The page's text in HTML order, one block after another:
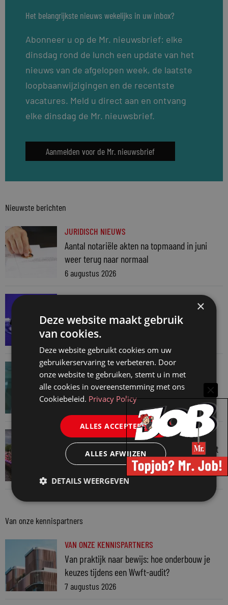
Het belangrijkste nieuws wekelijks in uw inbox?
Abonneer u op de Mr. nieuwsbrief: elke
dinsdag rond de lunch een update van het
nieuws van de afgelopen week, de laatste
loopbaanwijzigingen en de recentste
vacatures. Meld u direct aan en ontvang
elke dinsdag de Mr. nieuwsbrief.
Aanmelden voor de Mr. nieuwsbrief
Nieuwste berichten
JURIDISCH NIEUWS
Aantal notariële akten na topmaand in juni
weer terug naar normaal
6 augustus 2026
AI-muziekaanbieder maakt inbreuk op
auteursrecht
4 augustus 2026
JURIDISCH NIEUWS
Hugo Nieuwenhuizen over puzzels, puzzelen
en taalvondsten
JURIDISCH NIEUWS
Regenboognetwerk van de Rechtspraak vaart
mee met botenparade Pride
3 augustus 2026
Van onze kennispartners
VAN ONZE KENNISPARTNERS
Van praktijk naar bewijs: hoe onderbouw je
keuzes tijdens een Wwft-audit?
7 augustus 2026
×
Deze website maakt gebruik
van cookies.
Deze website gebruikt cookies om uw
gebruikerservaring te verbeteren. Door
onze website te gebruiken, stemt u in met
alle cookies in overeenstemming met ons
Cookiebeleid. Privacy Policy
ALLES ACCEPTEREN
ALLES AFWIJZEN
DETAILS WEERGEVEN